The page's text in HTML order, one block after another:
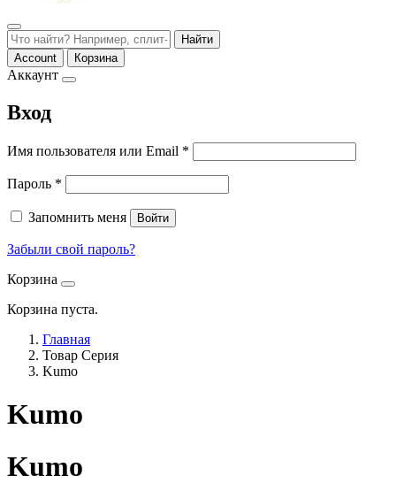
Найти
Account
Корзина
Аккаунт
Вход
Имя пользователя или Email *
Пароль *
Запомнить меня Войти
Забыли свой пароль?
Корзина
Корзина пуста.
Главная
Товар Серия
Kumo
Kumo
Kumo